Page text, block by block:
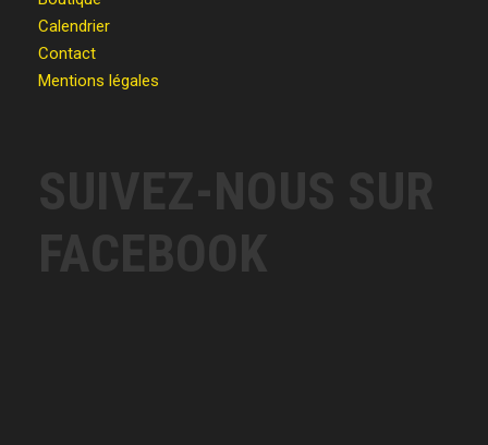
Calendrier
Contact
Mentions légales
SUIVEZ-NOUS SUR
FACEBOOK